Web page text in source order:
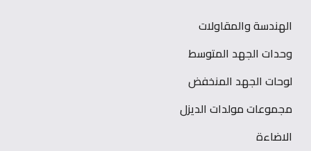
الهندسة والمقاولات
وحدات الجهد المتوسط
لوحات الجهد المنخفض
مجموعات مولدات الديزل
الاضاءة